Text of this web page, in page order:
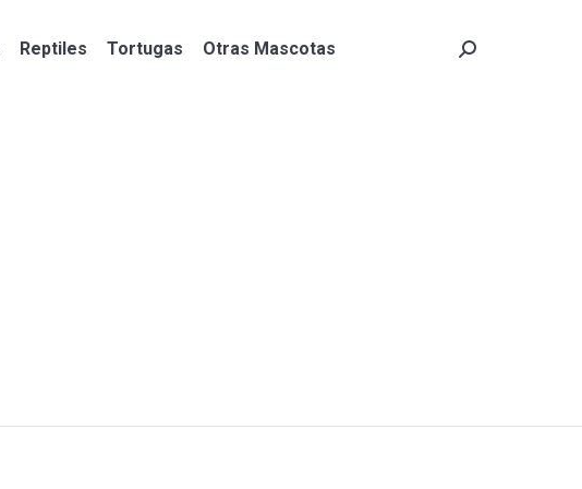
Reptiles Tortugas Otras Mascotas Search:
Reptiles Tortugas Otras Mascotas Search: